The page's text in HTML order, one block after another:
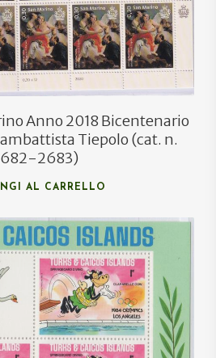
Anno 2018 Bicentenario
Tiepolo (cat. n.
2683)
AL CARRELLO